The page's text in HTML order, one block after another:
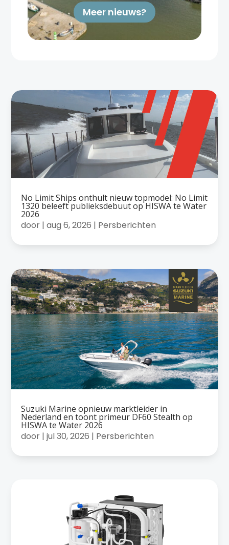
Meer nieuws?
No Limit Ships onthult nieuw topmodel: No Limit
1320 beleeft publieksdebuut op HISWA te Water
2026
door |aug 6, 2026 | Persberichten
Suzuki Marine opnieuw marktleider in
Nederland en toont primeur DF60 Stealth op
HISWA te Water 2026
door |jul 30, 2026 | Persberichten